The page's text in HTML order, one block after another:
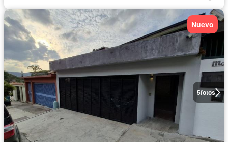
5fotos
Nuevo